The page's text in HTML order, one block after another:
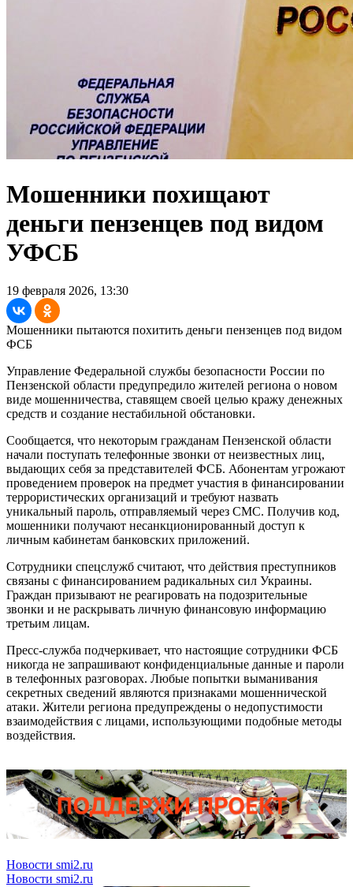
Мошенники похищают
деньги пензенцев под видом
УФСБ
19 февраля 2026, 13:30
Мошенники пытаются похитить деньги пензенцев под видом
ФСБ
Управление Федеральной службы безопасности России по
Пензенской области предупредило жителей региона о новом
виде мошенничества, ставящем своей целью кражу денежных
средств и создание нестабильной обстановки.
Сообщается, что некоторым гражданам Пензенской области
начали поступать телефонные звонки от неизвестных лиц,
выдающих себя за представителей ФСБ. Абонентам угрожают
проведением проверок на предмет участия в финансировании
террористических организаций и требуют назвать
уникальный пароль, отправляемый через СМС. Получив код,
мошенники получают несанкционированный доступ к
личным кабинетам банковских приложений.
Сотрудники спецслужб считают, что действия преступников
связаны с финансированием радикальных сил Украины.
Граждан призывают не реагировать на подозрительные
звонки и не раскрывать личную финансовую информацию
третьим лицам.
Пресс-служба подчеркивает, что настоящие сотрудники ФСБ
никогда не запрашивают конфиденциальные данные и пароли
в телефонных разговорах. Любые попытки выманивания
секретных сведений являются признаками мошеннической
атаки. Жители региона предупреждены о недопустимости
взаимодействия с лицами, использующими подобные методы
воздействия.
Новости smi2.ru
Новости smi2.ru